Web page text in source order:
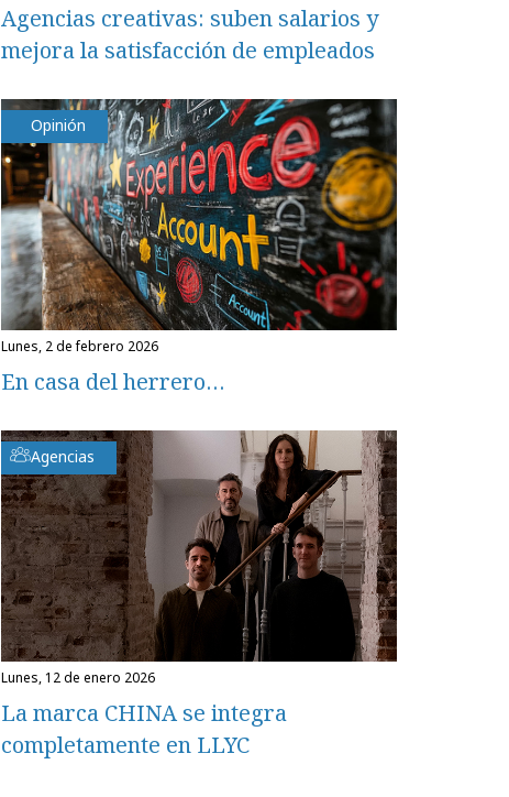
Agencias creativas: suben salarios y
mejora la satisfacción de empleados
Opinión
lunes, 2 de febrero 2026
En casa del herrero…
Agencias
lunes, 12 de enero 2026
La marca CHINA se integra
completamente en LLYC